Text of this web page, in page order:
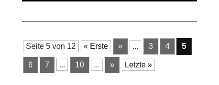
Seite 5 von 12 « Erste « ... 3 4 5
6 7 ... 10 ... » Letzte »